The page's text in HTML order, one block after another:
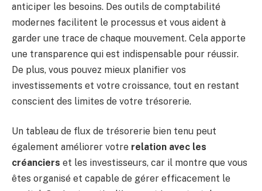
anticiper les besoins. Des outils de comptabilité
modernes facilitent le processus et vous aident à
garder une trace de chaque mouvement. Cela apporte
une transparence qui est indispensable pour réussir.
De plus, vous pouvez mieux planifier vos
investissements et votre croissance, tout en restant
conscient des limites de votre trésorerie.
Un tableau de flux de trésorerie bien tenu peut
également améliorer votre relation avec les
créanciers et les investisseurs, car il montre que vous
êtes organisé et capable de gérer efficacement le